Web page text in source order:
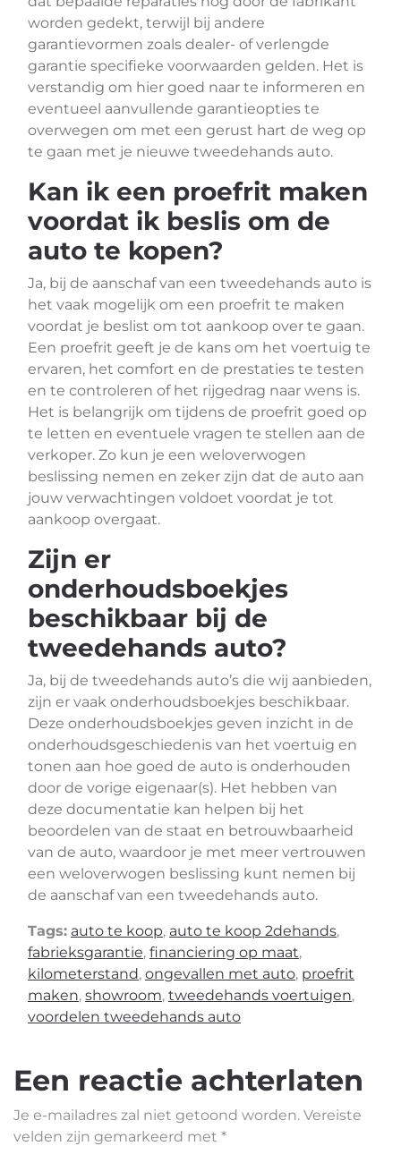
worden gedekt, terwijl bij andere
garantievormen zoals dealer- of verlengde
garantie specifieke voorwaarden gelden. Het is
verstandig om hier goed naar te informeren en
eventueel aanvullende garantieopties te
overwegen om met een gerust hart de weg op
te gaan met je nieuwe tweedehands auto.
Kan ik een proefrit maken
voordat ik beslis om de
auto te kopen?
Ja, bij de aanschaf van een tweedehands auto is
het vaak mogelijk om een proefrit te maken
voordat je beslist om tot aankoop over te gaan.
Een proefrit geeft je de kans om het voertuig te
ervaren, het comfort en de prestaties te testen
en te controleren of het rijgedrag naar wens is.
Het is belangrijk om tijdens de proefrit goed op
te letten en eventuele vragen te stellen aan de
verkoper. Zo kun je een weloverwogen
beslissing nemen en zeker zijn dat de auto aan
jouw verwachtingen voldoet voordat je tot
aankoop overgaat.
Zijn er
onderhoudsboekjes
beschikbaar bij de
tweedehands auto?
Ja, bij de tweedehands auto’s die wij aanbieden,
zijn er vaak onderhoudsboekjes beschikbaar.
Deze onderhoudsboekjes geven inzicht in de
onderhoudsgeschiedenis van het voertuig en
tonen aan hoe goed de auto is onderhouden
door de vorige eigenaar(s). Het hebben van
deze documentatie kan helpen bij het
beoordelen van de staat en betrouwbaarheid
van de auto, waardoor je met meer vertrouwen
een weloverwogen beslissing kunt nemen bij
de aanschaf van een tweedehands auto.
Tags: auto te koop, auto te koop 2dehands,
fabrieksgarantie, financiering op maat,
kilometerstand, ongevallen met auto, proefrit
maken, showroom, tweedehands voertuigen,
voordelen tweedehands auto
Een reactie achterlaten
Je e-mailadres zal niet getoond worden. Vereiste
velden zijn gemarkeerd met *